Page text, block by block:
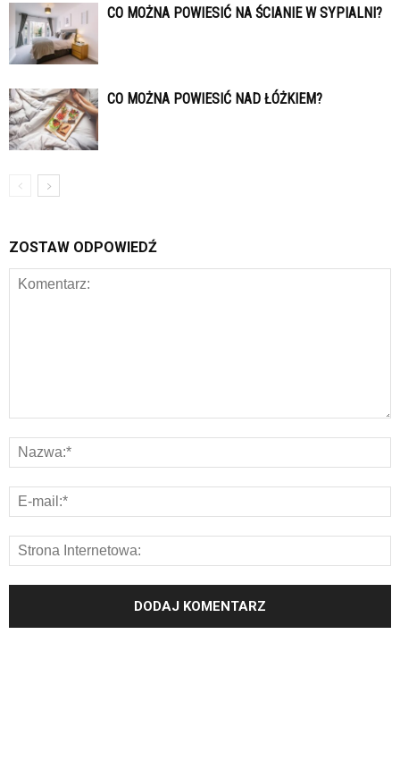
CO MOŻNA POWIESIĆ NA ŚCIANIE W SYPIALNI?
CO MOŻNA POWIESIĆ NAD ŁÓŻKIEM?
ZOSTAW ODPOWIEDŹ